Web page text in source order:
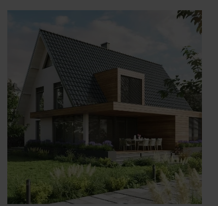
Teil